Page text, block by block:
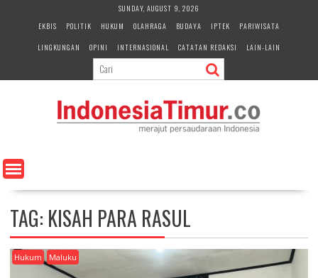
e
n
SUNDAY, AUGUST 9, 2026
EKBIS
POLITIK HUKUM OLAHRAGA BUDAYA IPTEK
PARIWISATA
LINGKUNGAN
OPINI INTERNASIONAL CATATAN REDAKSI LAIN-LAIN
TAG: KISAH PARA RASUL
Hukum Maluku